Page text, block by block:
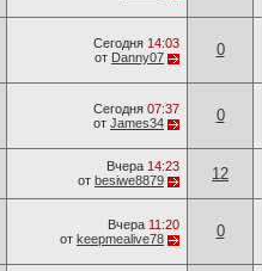
Сегодня 14:03
от Danny07 0
Сегодня 07:37
от James34 0
Вчера 14:23
от besiwe8879 12
Вчера 11:20
от keepmealive78 0